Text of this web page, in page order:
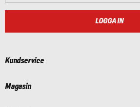
LOGGA IN
Kundservice
Magasin